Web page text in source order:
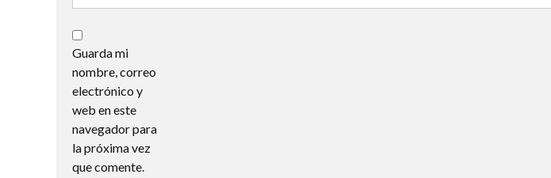
Guarda mi
nombre, correo
electrónico y
web en este
navegador para
la próxima vez
que comente.